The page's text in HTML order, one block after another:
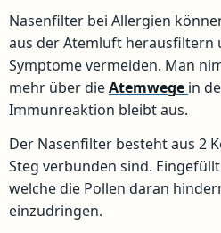
Nasenfilter bei Allergien
aus der Atemluft herausfiltern
Symptome vermeiden. Man
mehr über dieAtemwege in
Immunreaktion bleibt aus.
Der Nasenfilter besteht aus 2
Steg verbunden sind.
welche die Pollen daran
einzudringen.